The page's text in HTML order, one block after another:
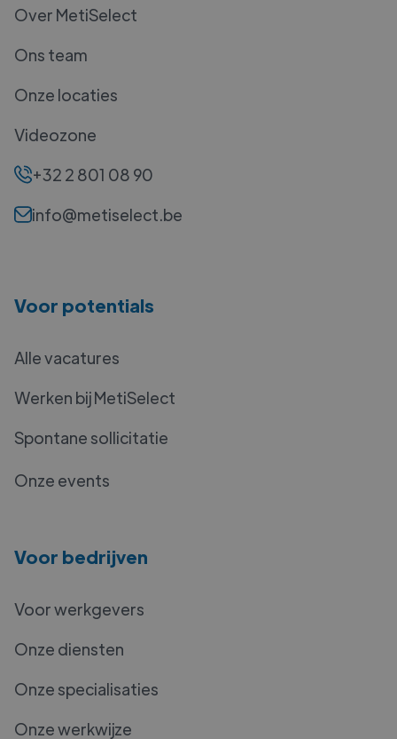
Over MetiSelect
Ons team
Onze locaties
Videozone
+32 2 801 08 90
info@metiselect.be
Voor potentials
Alle vacatures
Werken bij MetiSelect
Spontane sollicitatie
Onze events
Voor bedrijven
Voor werkgevers
Onze diensten
Onze specialisaties
Onze werkwijze